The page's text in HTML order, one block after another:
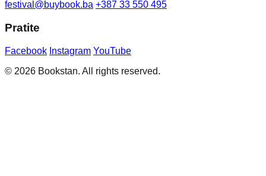
festival@buybook.ba +387 33 550 495
Pratite
Facebook Instagram YouTube
© 2026 Bookstan. All rights reserved.